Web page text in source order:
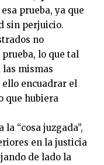
prueba, ya que
sin perjuicio.
no
lo que tal
mismas
encuadrar el
que hubiera
“cosa juzgada”,
en la justicia
de lado la